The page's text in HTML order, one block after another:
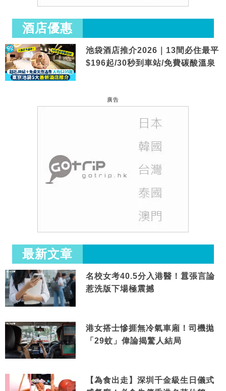
酒店優惠
池袋酒店推介2026｜13間必住最平
$196起/30秒到車站/免費碳酸溫泉
廣告
最新文章
名校女考40.5分入港醫！囂張言論
惹洗版下場極震撼
港女搭士慘捱無冷氣車廂！司機拋
「29蚊」偉論揭驚人結局
【為食出走】深圳千金級生日儀式